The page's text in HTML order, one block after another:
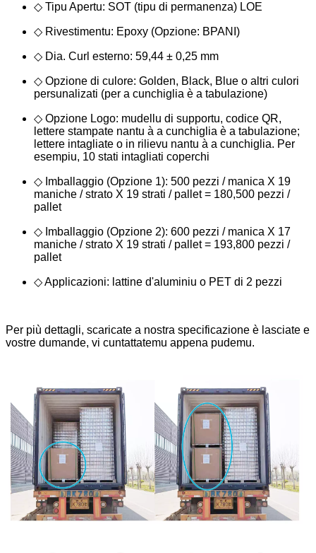
◇ Tipu Apertu: SOT (tipu di permanenza) LOE
◇ Rivestimentu: Epoxy (Opzione: BPANI)
◇ Dia. Curl esterno: 59,44 ± 0,25 mm
◇ Opzione di culore: Golden, Black, Blue o altri culori
persunalizati (per a cunchiglia è a tabulazione)
◇ Opzione Logo: mudellu di supportu, codice QR,
lettere stampate nantu à a cunchiglia è a tabulazione;
lettere intagliate o in rilievu nantu à a cunchiglia. Per
esempiu, 10 stati intagliati coperchi
◇ Imballaggio (Opzione 1): 500 pezzi / manica X 19
maniche / strato X 19 strati / pallet = 180,500 pezzi /
pallet
◇ Imballaggio (Opzione 2): 600 pezzi / manica X 17
maniche / strato X 19 strati / pallet = 193,800 pezzi /
pallet
◇ Applicazioni: lattine d'aluminiu o PET di 2 pezzi
Per più dettagli, scaricate a nostra specificazione è lasciate e
vostre dumande, vi cuntattatemu appena pudemu.